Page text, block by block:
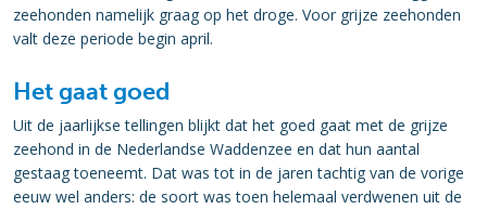
zeehonden namelijk graag op het droge. Voor grijze zeehonden
valt deze periode begin april.
Het gaat goed
Uit de jaarlijkse tellingen blijkt dat het goed gaat met de grijze
zeehond in de Nederlandse Waddenzee en dat hun aantal
gestaag toeneemt. Dat was tot in de jaren tachtig van de vorige
eeuw wel anders: de soort was toen helemaal verdwenen uit de